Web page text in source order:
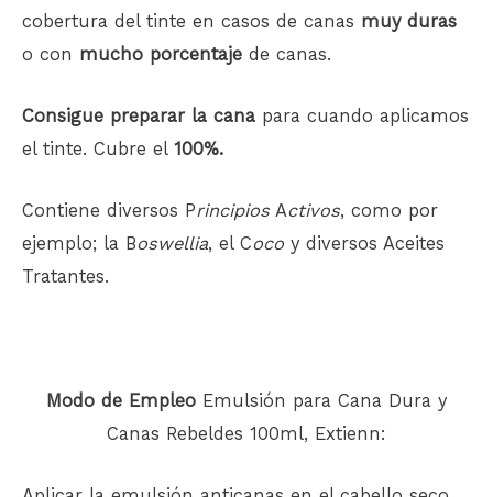
cobertura del tinte en casos de canas muy duras
o con mucho porcentaje de canas.
Consigue preparar la cana para cuando aplicamos
el tinte. Cubre el 100%.
Contiene diversos Principios Activos, como por
ejemplo; la Boswellia, el Coco y diversos Aceites
Tratantes.
Modo de Empleo Emulsión para Cana Dura y
Canas Rebeldes 100ml, Extienn: